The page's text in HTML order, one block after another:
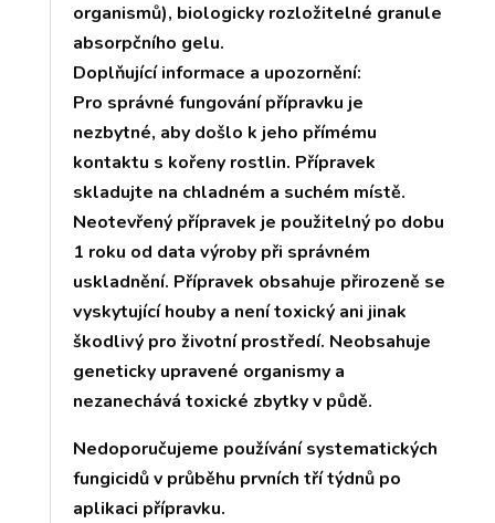
organismů), biologicky rozložitelné granule
absorpčního gelu.
Doplňující informace a upozornění:
Pro správné fungování přípravku je
nezbytné, aby došlo k jeho přímému
kontaktu s kořeny rostlin. Přípravek
skladujte na chladném a suchém místě.
Neotevřený přípravek je použitelný po dobu
1 roku od data výroby při správném
uskladnění. Přípravek obsahuje přirozeně se
vyskytující houby a není toxický ani jinak
škodlivý pro životní prostředí. Neobsahuje
geneticky upravené organismy a
nezanechává toxické zbytky v půdě.
Nedoporučujeme používání systematických
fungicidů v průběhu prvních tří týdnů po
aplikaci přípravku.